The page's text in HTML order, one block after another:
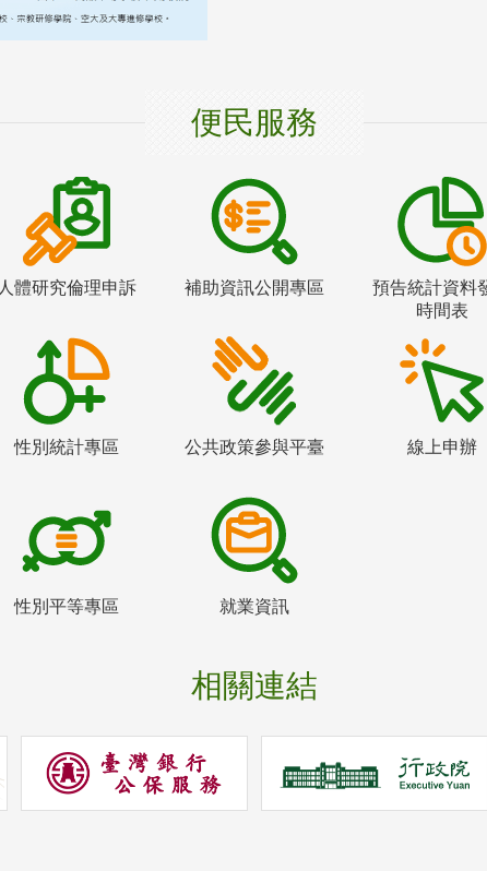
便民服務
人體研究倫理申訴 補助資訊公開專區
預告統計資料
時間表
性別統計專區 公共政策參與平臺 線上申辦
性別平等專區 就業資訊
相關連結